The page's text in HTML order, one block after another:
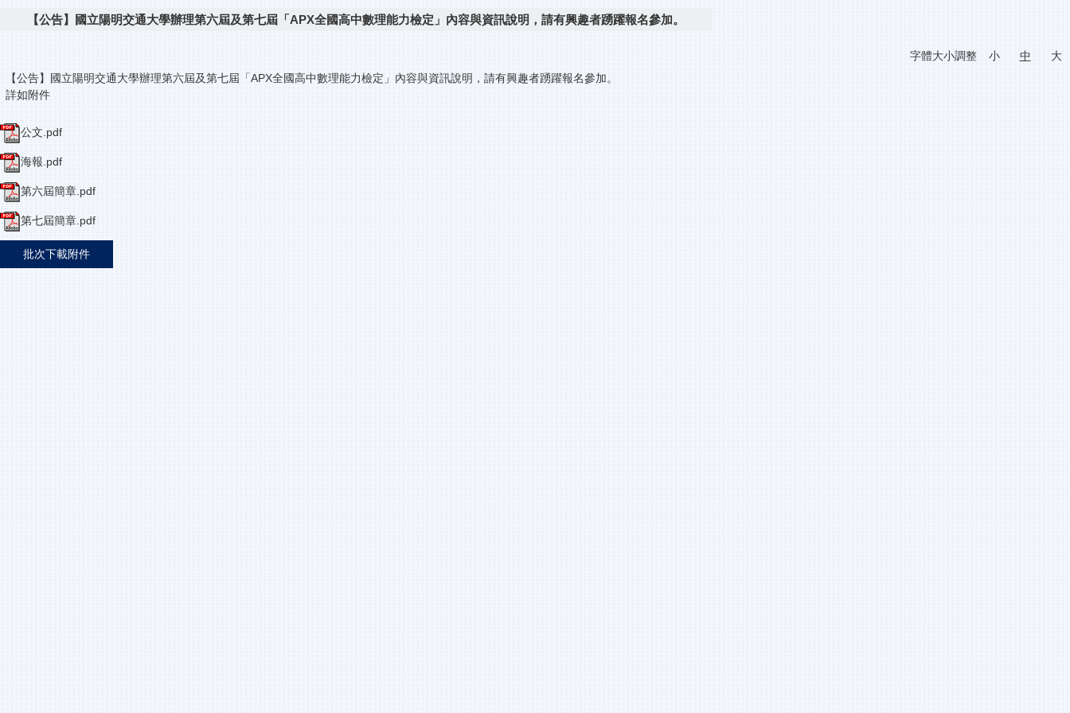
【公告】國立陽明交通大學辦理第六屆及第七屆「APX全國高中數理能力檢定」內容與資訊說明，請有興趣者踴躍報名參加。
字體大小調整 小 中
大
【公告】國立陽明交通大學辦理第六屆及第七屆「APX全國高中數理能力檢定」內容與資訊說明，請有興趣者踴躍報名參加。
詳如附件
公文.pdf
海報.pdf
第六屆簡章.pdf
第七屆簡章.pdf
批次下載附件